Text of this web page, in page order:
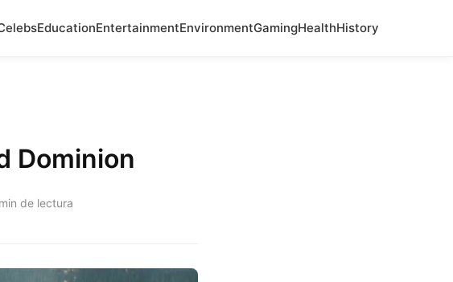
EducationEntertainmentEnvironmentGamingHealthHistory
Dominion
de lectura